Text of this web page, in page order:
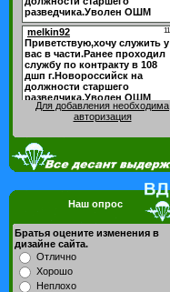
Для добавления необходима
авторизация
Наш опрос
Братья оцените изменения в
дизайне сайта.
Отлично
Хорошо
Неплохо